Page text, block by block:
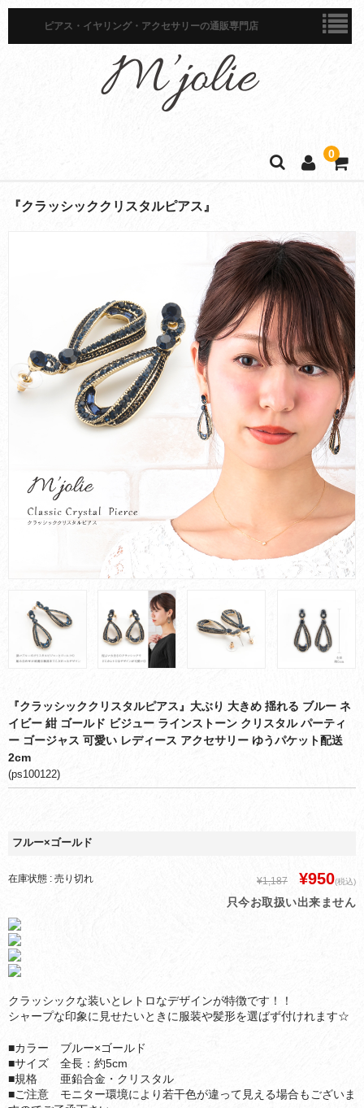
ピアス・イヤリング・アクセサリーの通販専門店
0
ホーム
イヤーカフ
お買い物ガイド
採用情報
『クラッシッククリスタルピアス』
『クラッシッククリスタルピアス』大ぶり 大きめ 揺れる ブルー ネ
イビー 紺 ゴールド ビジュー ラインストーン クリスタル パーティ
ー ゴージャス 可愛い レディース アクセサリー ゆうパケット配送
2cm
(ps100122)
フルー×ゴールド
在庫状態 : 売り切れ ¥1,187 ¥950(税込)
只今お取扱い出来ません
クラッシックな装いとレトロなデザインが特徴です！！
シャープな印象に見せたいときに服装や髪形を選ばず付けれます☆
■カラー ブルー×ゴールド
■サイズ 全長：約5cm
■規格 亜鉛合金・クリスタル
■ご注意 モニター環境により若干色が違って見える場合もございま